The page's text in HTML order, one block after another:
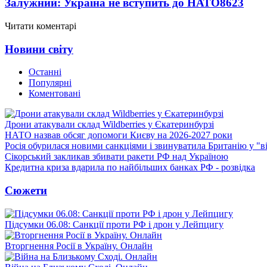
Залужний: Україна не вступить до НАТО8623
Читати коментарі
Новини світу
Останні
Популярні
Коментовані
Дрони атакували склад Wildberries у Єкатеринбурзі
НАТО назвав обсяг допомоги Києву на 2026-2027 роки
Росія обурилася новими санкціями і звинуватила Британію у
Сікорський закликав збивати ракети РФ над Україною
Кредитна криза вдарила по найбільших банках РФ - розвідка
Сюжети
Підсумки 06.08: Санкції проти РФ і дрон у Лейпцигу
Вторгнення Росії в Україну. Онлайн